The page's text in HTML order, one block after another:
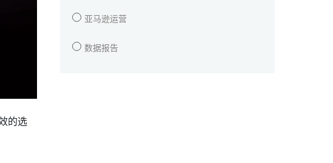
的选
亚马逊运营
数据报告